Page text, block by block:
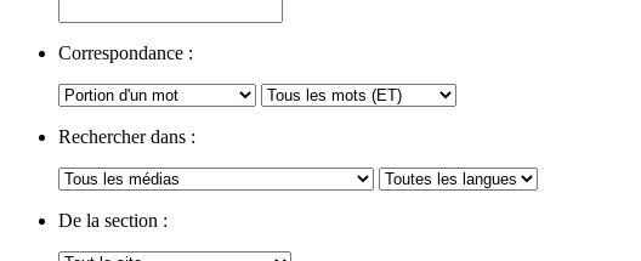
Correspondance :
Rechercher dans :
De la section :